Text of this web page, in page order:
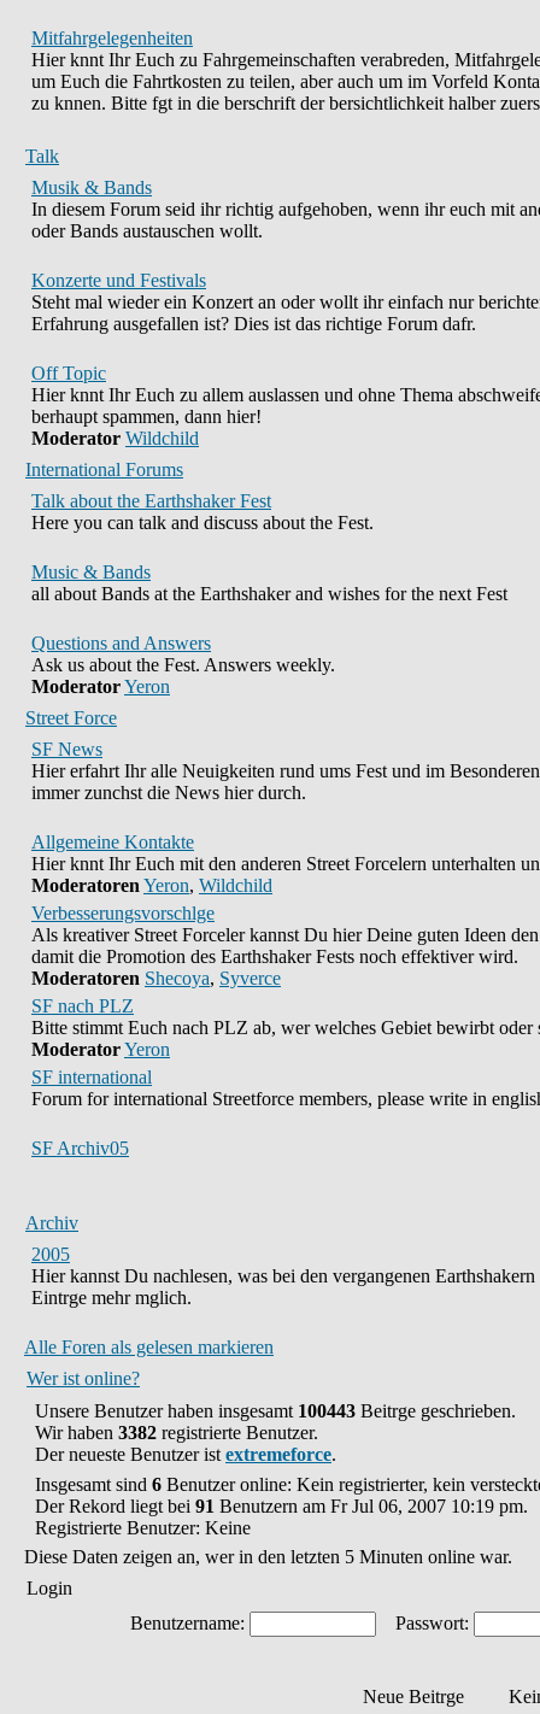
Mitfahrgelegenheiten
Hier knnt Ihr Euch zu Fahrgemeinschaften verabreden,
um Euch die Fahrtkosten zu teilen, aber auch um im Vorfeld
zu knnen. Bitte fgt in die berschrift der bersichtlichkeit halber
Talk
Musik & Bands
In diesem Forum seid ihr richtig aufgehoben, wenn ihr euch mit
oder Bands austauschen wollt.
Konzerte und Festivals
Steht mal wieder ein Konzert an oder wollt ihr einfach nur
Erfahrung ausgefallen ist? Dies ist das richtige Forum dafr.
Off Topic
Hier knnt Ihr Euch zu allem auslassen und ohne Thema
berhaupt spammen, dann hier!
Moderator Wildchild
International Forums
Talk about the Earthshaker Fest
Here you can talk and discuss about the Fest.
Music & Bands
all about Bands at the Earthshaker and wishes for the next Fest
Questions and Answers
Ask us about the Fest. Answers weekly.
ModeratorYeron
Street Force
SF News
Hier erfahrt Ihr alle Neuigkeiten rund ums Fest und im
immer zunchst die News hier durch.
Allgemeine Kontakte
Hier knnt Ihr Euch mit den anderen Street Forcelern unterhalten
Moderatoren Yeron, Wildchild
Verbesserungsvorschlge
Als kreativer Street Forceler kannst Du hier Deine guten Ideen
damit die Promotion des Earthshaker Fests noch effektiver wird.
Moderatoren Shecoya, Syverce
SF nach PLZ
Bitte stimmt Euch nach PLZ ab, wer welches Gebiet bewirbt oder
ModeratorYeron
SF international
Forum for international Streetforce members, please write in
SF Archiv05
Archiv
2005
Hier kannst Du nachlesen, was bei den vergangenen
Eintrge mehr mglich.
Alle Foren als gelesen markieren
Wer ist online?
Unsere Benutzer haben insgesamt 100443 Beitrge geschrieben.
Wir haben 3382 registrierte Benutzer.
Der neueste Benutzer ist extremeforce.
Insgesamt sind 6 Benutzer online: Kein registrierter, kein
Der Rekord liegt bei 91 Benutzern am Fr Jul 06, 2007 10:19 pm.
Registrierte Benutzer: Keine
Diese Daten zeigen an, wer in den letzten 5 Minuten online war.
Login
Benutzername:
Passwort:
Neue Beitrge